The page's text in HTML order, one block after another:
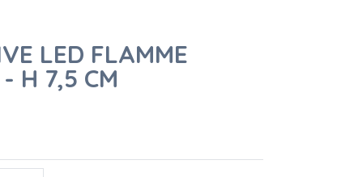
LED FLAMME
H 7,5 CM